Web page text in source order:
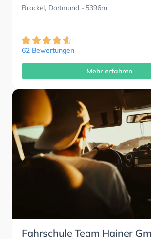
Brackel, Dortmund- 5396m
62 Bewertungen
Mehr erfahren
Fahrschule Team Hainer